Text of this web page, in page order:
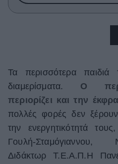
Who
Ζώδια
Living
Deco
Cooking
Green
Τα περισσότερα
διαμερίσματα. Ο
περιορίζει και την
πολλές φορές δεν
την ενεργητικότητά
Γουλή-
Διδάκτωρ Τ.Ε.Α.Π.Η